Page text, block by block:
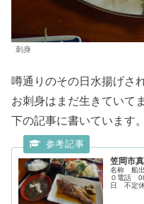
刺身
噂通りのその日水揚げさ
お刺身はまだ生きていて
下の記事に書いています。
笠岡市
名称 船出
０電話
日 不定休